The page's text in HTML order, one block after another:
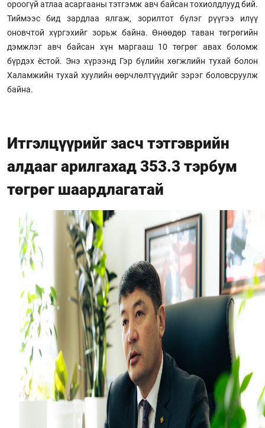
ороогүй атлаа асаргааны тэтгэмж авч байсан тохиолдлууд бий.
Тиймээс бид зардлаа ялгаж, зорилтот бүлэг рүүгээ илүү
оновчтой хүргэхийг зорьж байна. Өнөөдөр таван төгрөгийн
дэмжлэг авч байсан хүн маргааш 10 төгрөг авах боломж
бүрдэх ёстой. Энэ хүрээнд Гэр бүлийн хөгжлийн тухай болон
Халамжийн тухай хуулийн өөрчлөлтүүдийг зэрэг боловсруулж
байна.
Итгэлцүүрийг засч тэтгэврийн
алдааг арилгахад 353.3 тэрбум
төгрөг шаардлагатай